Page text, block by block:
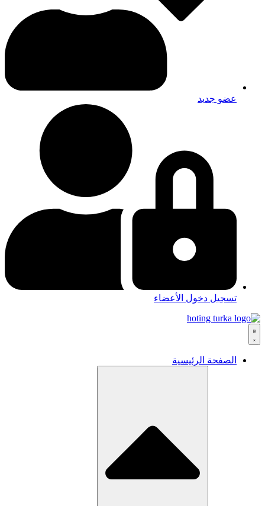
عضو جديد
تسجيل دخول الأعضاء
الصفحة الرئيسية